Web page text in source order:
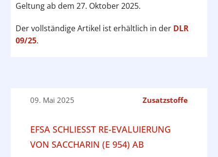
Geltung ab dem 27. Oktober 2025.
Der vollständige Artikel ist erhältlich in der DLR
09/25.
09. Mai 2025 Zusatzstoffe
EFSA SCHLIESST RE-EVALUIERUNG V
ON SACCHARIN (E 954) AB